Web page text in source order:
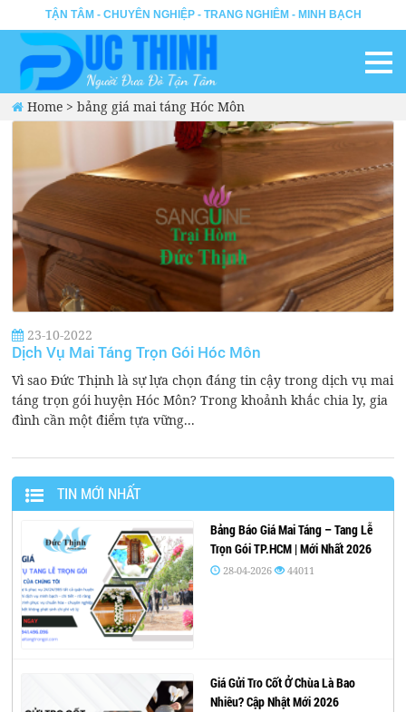
TẬN TÂM - CHUYÊN NGHIỆP - TRANG NGHIÊM - MINH BẠCH
Home >bảng giá mai táng Hóc Môn
23-10-2022
Dịch Vụ Mai Táng Trọn Gói Hóc Môn
Vì sao Đức Thịnh là sự lựa chọn đáng tin cậy trong dịch vụ mai
táng trọn gói huyện Hóc Môn? Trong khoảnh khắc chia ly, gia
đình cần một điểm tựa vững...
TIN MỚI NHẤT
Bảng Báo Giá Mai Táng – Tang Lễ
Trọn Gói TP.HCM | Mới Nhất 2026
28-04-2026 44011
Giá Gửi Tro Cốt Ở Chùa Là Bao
Nhiêu? Cập Nhật Mới 2026